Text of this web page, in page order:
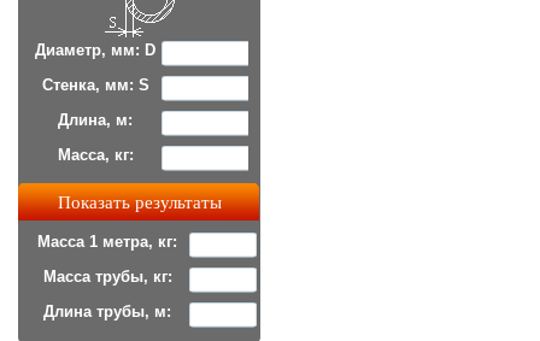
Диаметр, мм: D
Стенка, мм: S
Длина, м:
Масса, кг:
Масса 1 метра, кг:
Масса трубы, кг:
Длина трубы, м: